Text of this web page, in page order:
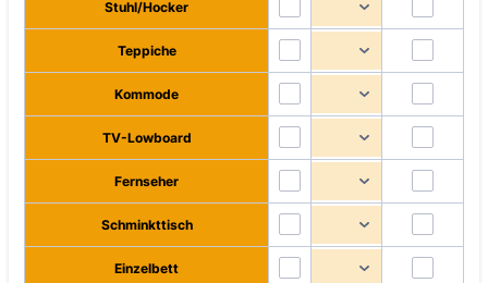
Stuhl/Hocker
Teppiche
Kommode
TV-Lowboard
Fernseher
Schminkttisch
Einzelbett